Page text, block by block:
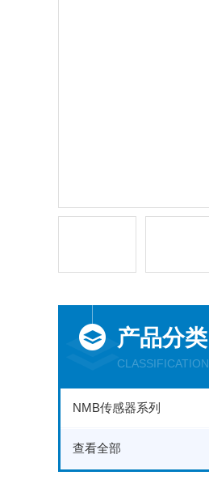
产品分类
CLASSIFICATION
NMB传感器系列
查看全部